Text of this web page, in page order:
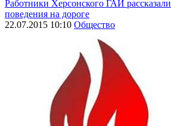
Работники Херсонского ГАИ
поведения на дороге
22.07.2015 10:10 Общество